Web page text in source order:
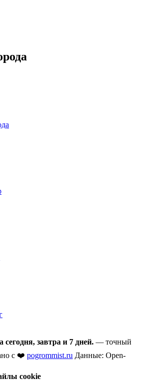
сегодня, завтра и 7 дней. — точный
с ❤️ pogrommist.ru Данные: Open-
cookie